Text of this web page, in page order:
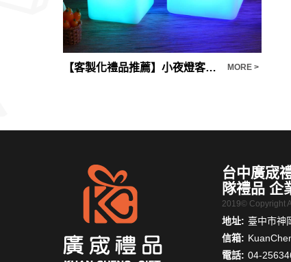
【客製化禮品推薦】小夜燈客製化 MORE >
台中廣宬
隊禮品 企
2019© Copyright
地址: 臺中市神
信箱:
電話: 04-